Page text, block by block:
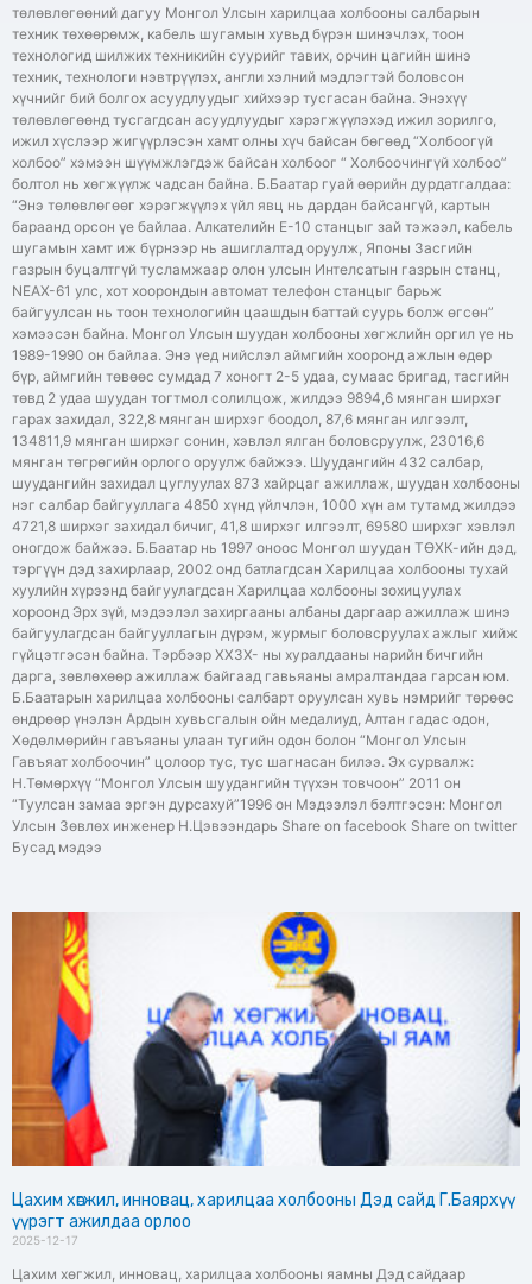
төлөвлөгөөний дагуу Монгол Улсын харилцаа холбооны салбарын
техник төхөөрөмж, кабель шугамын хувьд бүрэн шинэчлэх, тоон
технологид шилжих техникийн суурийг тавих, орчин цагийн шинэ
техник, технологи нэвтрүүлэх, англи хэлний мэдлэгтэй боловсон
хүчнийг бий болгох асуудлуудыг хийхээр тусгасан байна. Энэхүү
төлөвлөгөөнд тусгагдсан асуудлуудыг хэрэгжүүлэхэд ижил зорилго,
ижил хүслээр жигүүрлэсэн хамт олны хүч байсан бөгөөд “Холбоогүй
холбоо” хэмээн шүүмжлэгдэж байсан холбоог “ Холбоочингүй холбоо”
болтол нь хөгжүүлж чадсан байна. Б.Баатар гуай өөрийн дурдатгалдаа:
“Энэ төлөвлөгөөг хэрэгжүүлэх үйл явц нь дардан байсангүй, картын
бараанд орсон үе байлаа. Алкателийн Е-10 станцыг зай тэжээл, кабель
шугамын хамт иж бүрнээр нь ашиглалтад оруулж, Японы Засгийн
газрын буцалтгүй тусламжаар олон улсын Интелсатын газрын станц,
NEAX-61 улс, хот хоорондын автомат телефон станцыг барьж
байгуулсан нь тоон технологийн цаашдын баттай суурь болж өгсөн”
хэмээсэн байна. Монгол Улсын шуудан холбооны хөгжлийн оргил үе нь
1989-1990 он байлаа. Энэ үед нийслэл аймгийн хооронд ажлын өдөр
бүр, аймгийн төвөөс сумдад 7 хоногт 2-5 удаа, сумаас бригад, тасгийн
төвд 2 удаа шуудан тогтмол солилцож, жилдээ 9894,6 мянган ширхэг
гарах захидал, 322,8 мянган ширхэг боодол, 87,6 мянган илгээлт,
134811,9 мянган ширхэг сонин, хэвлэл ялган боловсруулж, 23016,6
мянган төгрөгийн орлого оруулж байжээ. Шуудангийн 432 салбар,
шуудангийн захидал цуглуулах 873 хайрцаг ажиллаж, шуудан холбооны
нэг салбар байгууллага 4850 хүнд үйлчлэн, 1000 хүн ам тутамд жилдээ
4721,8 ширхэг захидал бичиг, 41,8 ширхэг илгээлт, 69580 ширхэг хэвлэл
оногдож байжээ. Б.Баатар нь 1997 оноос Монгол шуудан ТӨХК-ийн дэд,
тэргүүн дэд захирлаар, 2002 онд батлагдсан Харилцаа холбооны тухай
хуулийн хүрээнд байгуулагдсан Харилцаа холбооны зохицуулах
хороонд Эрх зүй, мэдээлэл захиргааны албаны даргаар ажиллаж шинэ
байгуулагдсан байгууллагын дүрэм, журмыг боловсруулах ажлыг хийж
гүйцэтгэсэн байна. Тэрбээр ХХЗХ- ны хуралдааны нарийн бичгийн
дарга, зөвлөхөөр ажиллаж байгаад гавьяаны амралтандаа гарсан юм.
Б.Баатарын харилцаа холбооны салбарт оруулсан хувь нэмрийг төрөөс
өндрөөр үнэлэн Ардын хувьсгалын ойн медалиуд, Алтан гадас одон,
Хөдөлмөрийн гавъяаны улаан тугийн одон болон “Монгол Улсын
Гавъяат холбоочин” цолоор тус, тус шагнасан билээ. Эх сурвалж:
Н.Төмөрхүү “Монгол Улсын шуудангийн түүхэн товчоон” 2011 он
“Туулсан замаа эргэн дурсахуй”1996 он Мэдээлэл бэлтгэсэн: Монгол
Улсын Зөвлөх инженер Н.Цэвээндарь Share on facebook Share on twitter
Бусад мэдээ
Цахим хөгжил, инновац, харилцаа холбооны Дэд сайд Г.Баярхүү
үүрэгт ажилдаа орлоо
2025-12-17
Цахим хөгжил, инновац, харилцаа холбооны яамны Дэд сайдаар